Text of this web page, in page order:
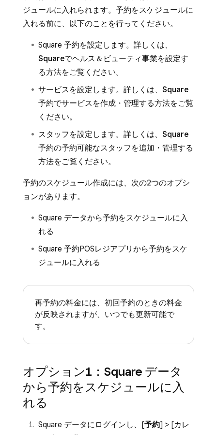
ジュールに入れられます。予約をスケジュールに
入れる前に、以下のことを行ってください。
Square 予約を設定します。詳しくは、
Squareでヘルス＆ビューティ事業を設定す
る方法をご覧ください。
サービスを設定します。詳しくは、 Square
予約でサービスを作成・管理する方法をご覧
ください。
スタッフを設定します。詳しくは、 Square
予約の予約可能なスタッフを追加・管理する
方法をご覧ください。
予約のスケジュール作成には、次の2つのオプシ
ョンがあります。
Square データから予約をスケジュールに入
れる
Square 予約POSレジアプリから予約をスケ
ジュールに入れる
再予約の料金には、初回予約のときの料金
が反映されますが、いつでも更新可能で
す。
オプション1：Square データ
から予約をスケジュールに入
れる
Square データにログインし、[予約] > [カレ